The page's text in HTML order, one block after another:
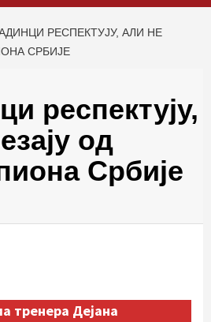
РЕСПЕКТУЈУ, АЛИ НЕ
СРБИЈЕ
респектују,
од
Србије
тренера Дејана